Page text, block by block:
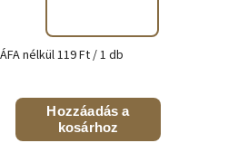
nélkül119 Ft / 1 db
Hozzáadás a
kosárhoz